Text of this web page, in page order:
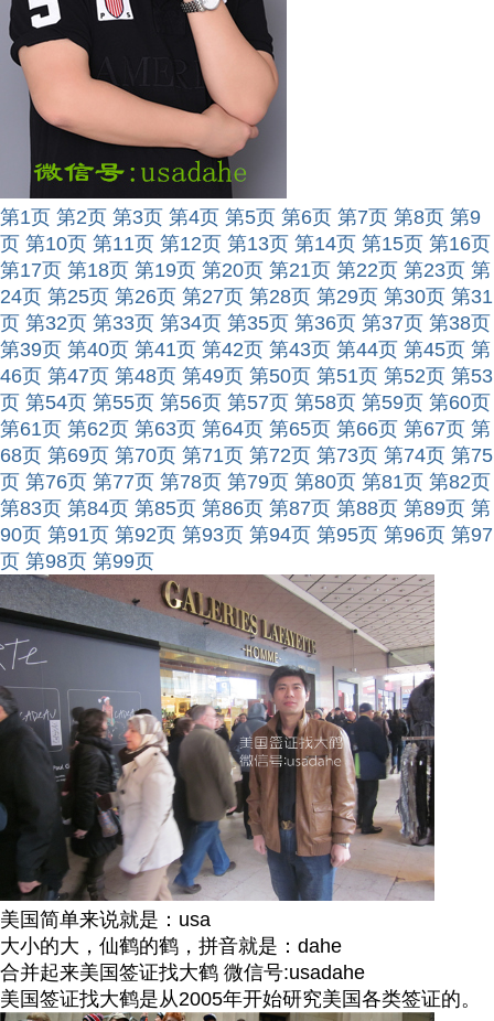
第1页 第2页 第3页 第4页 第5页 第6页 第7页 第8页 第9
页 第10页 第11页 第12页 第13页 第14页 第15页 第16页
第17页 第18页 第19页 第20页 第21页 第22页 第23页 第
24页 第25页 第26页 第27页 第28页 第29页 第30页 第31
页 第32页 第33页 第34页 第35页 第36页 第37页 第38页
第39页 第40页 第41页 第42页 第43页 第44页 第45页 第
46页 第47页 第48页 第49页 第50页 第51页 第52页 第53
页 第54页 第55页 第56页 第57页 第58页 第59页 第60页
第61页 第62页 第63页 第64页 第65页 第66页 第67页 第
68页 第69页 第70页 第71页 第72页 第73页 第74页 第75
页 第76页 第77页 第78页 第79页 第80页 第81页 第82页
第83页 第84页 第85页 第86页 第87页 第88页 第89页 第
90页 第91页 第92页 第93页 第94页 第95页 第96页 第97
页 第98页 第99页
美国简单来说就是：usa
大小的大，仙鹤的鹤，拼音就是：dahe
合并起来美国签证找大鹤 微信号:usadahe
美国签证找大鹤是从2005年开始研究美国各类签证的。